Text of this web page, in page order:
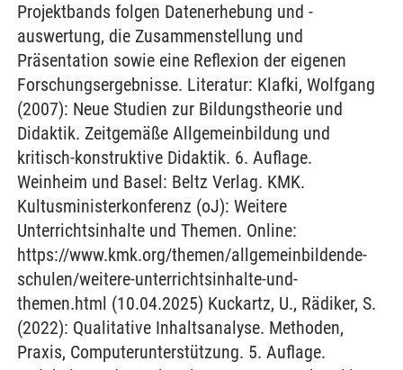
Projektbands folgen Datenerhebung und -
auswertung, die Zusammenstellung und
Präsentation sowie eine Reflexion der eigenen
Forschungsergebnisse. Literatur: Klafki, Wolfgang
(2007): Neue Studien zur Bildungstheorie und
Didaktik. Zeitgemäße Allgemeinbildung und
kritisch-konstruktive Didaktik. 6. Auflage.
Weinheim und Basel: Beltz Verlag. KMK.
Kultusministerkonferenz (oJ): Weitere
Unterrichtsinhalte und Themen. Online:
https://www.kmk.org/themen/allgemeinbildende-
schulen/weitere-unterrichtsinhalte-und-
themen.html (10.04.2025) Kuckartz, U., Rädiker, S.
(2022): Qualitative Inhaltsanalyse. Methoden,
Praxis, Computerunterstützung. 5. Auflage.